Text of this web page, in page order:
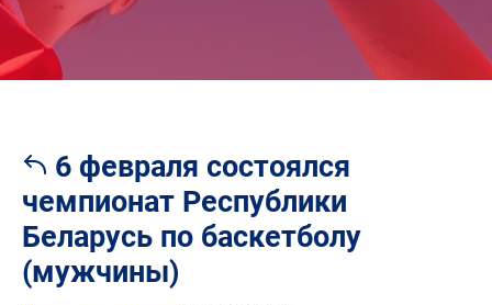
6 февраля состоялся
чемпионат Республики
Беларусь по баскетболу
(мужчины)